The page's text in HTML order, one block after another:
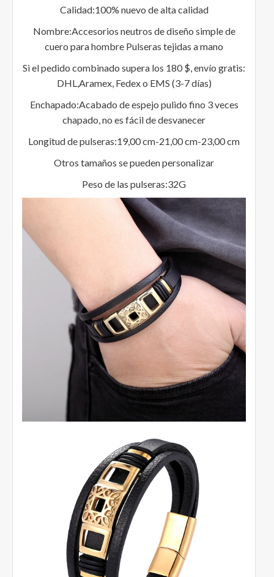
Calidad:100% nuevo de alta calidad
Nombre:Accesorios neutros de diseño simple de
cuero para hombre Pulseras tejidas a mano
Si el pedido combinado supera los 180 $, envío gratis:
DHL,Aramex, Fedex o EMS (3-7 días)
Enchapado:Acabado de espejo pulido fino 3 veces
chapado, no es fácil de desvanecer
Longitud de pulseras:19,00 cm-21,00 cm-23,00 cm
Otros tamaños se pueden personalizar
Peso de las pulseras:32G